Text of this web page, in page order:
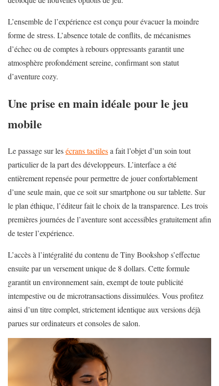
L’ensemble de l’expérience est conçu pour évacuer la moindre
forme de stress. L’absence totale de conflits, de mécanismes
d’échec ou de comptes à rebours oppressants garantit une
atmosphère profondément sereine, confirmant son statut
d’aventure cozy.
Une prise en main idéale pour le jeu
mobile
Le passage sur lesécrans tactilesa fait l’objet d’un soin tout
particulier de la part des développeurs. L’interface a été
entièrement repensée pour permettre de jouer confortablement
d’une seule main, que ce soit sursmartphoneou sur tablette. Sur
le plan éthique, l’éditeur fait le choix de la transparence. Les trois
premières journées de l’aventure sont accessibles gratuitement afin
de tester l’expérience.
L’accès à l’intégralité du contenu de Tiny Bookshop s’effectue
ensuite par un versement unique de 8 dollars. Cette formule
garantit un environnement sain, exempt de toute publicité
intempestive ou de microtransactions dissimulées. Vous profitez
ainsi d’un titre complet, strictement identique aux versions déjà
parues sur ordinateurs et consoles de salon.